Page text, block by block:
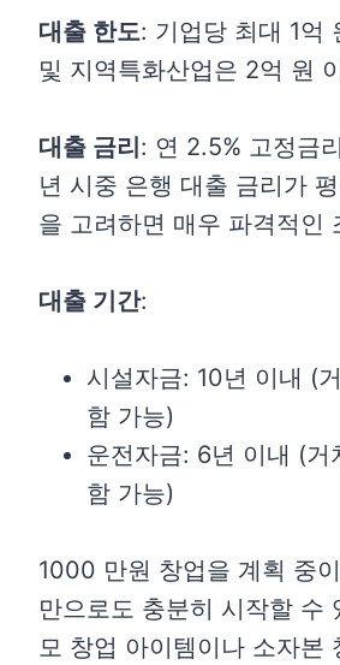
대출 한도: 기업당 최대 1억
및 지역특화산업은 2억 원
대출 금리: 연 2.5% 고정금
년 시중 은행 대출 금리가
을 고려하면 매우 파격적인
대출 기간:
시설자금: 10년 이내 (
함 가능)
운전자금: 6년 이내 (거
함 가능)
1000 만원 창업을 계획 중
만으로도 충분히 시작할 수
모 창업 아이템이나 소자본